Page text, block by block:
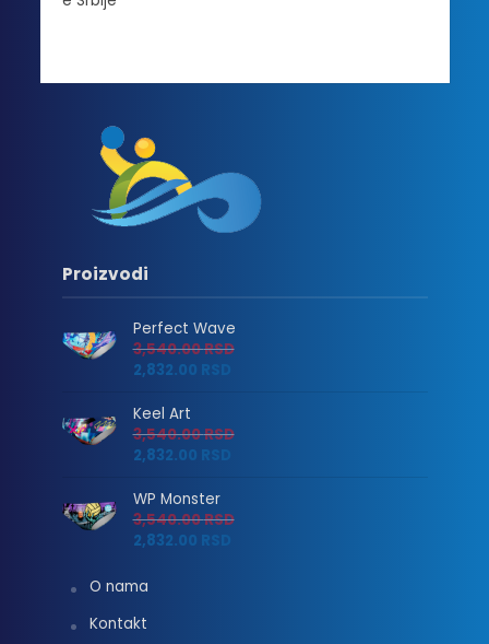
Proizvodi
Perfect Wave
3,540.00RSD
2,832.00 RSD
Keel Art
3,540.00RSD
2,832.00 RSD
WP Monster
3,540.00RSD
2,832.00 RSD
O nama
Kontakt